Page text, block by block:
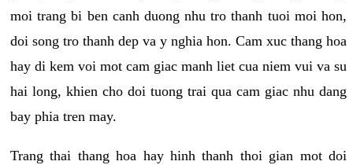
moi trang bi ben canh duong nhu tro thanh tuoi moi hon,
doi song tro thanh dep va y nghia hon. Cam xuc thang hoa
hay di kem voi mot cam giac manh liet cua niem vui va su
hai long, khien cho doi tuong trai qua cam giac nhu dang
bay phia tren may.
Trang thai thang hoa hay hinh thanh thoi gian mot doi